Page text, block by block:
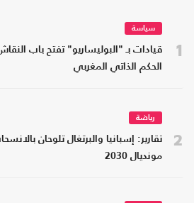
1
سياسة
قيادات بـ "البوليساريو" تفتح باب
الحكم الذاتي المغربي
2
رياضة
تقارير: إسبانيا والبرتغال تلوحان
مونديال 2030